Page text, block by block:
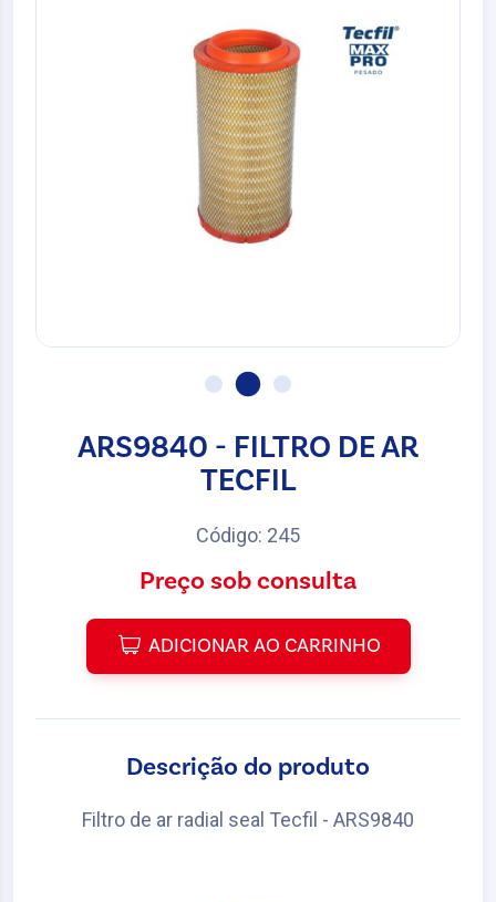
ARS9840 - FILTRO DE AR
TECFIL
Código: 245
Preço sob consulta
ADICIONAR AO CARRINHO
Descrição do produto
Filtro de ar radial seal Tecfil - ARS9840